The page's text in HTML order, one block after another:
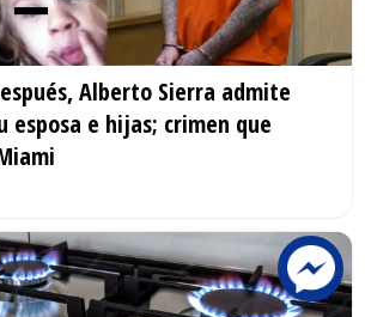
Alberto Sierra admite
esposa e hijas; crimen que